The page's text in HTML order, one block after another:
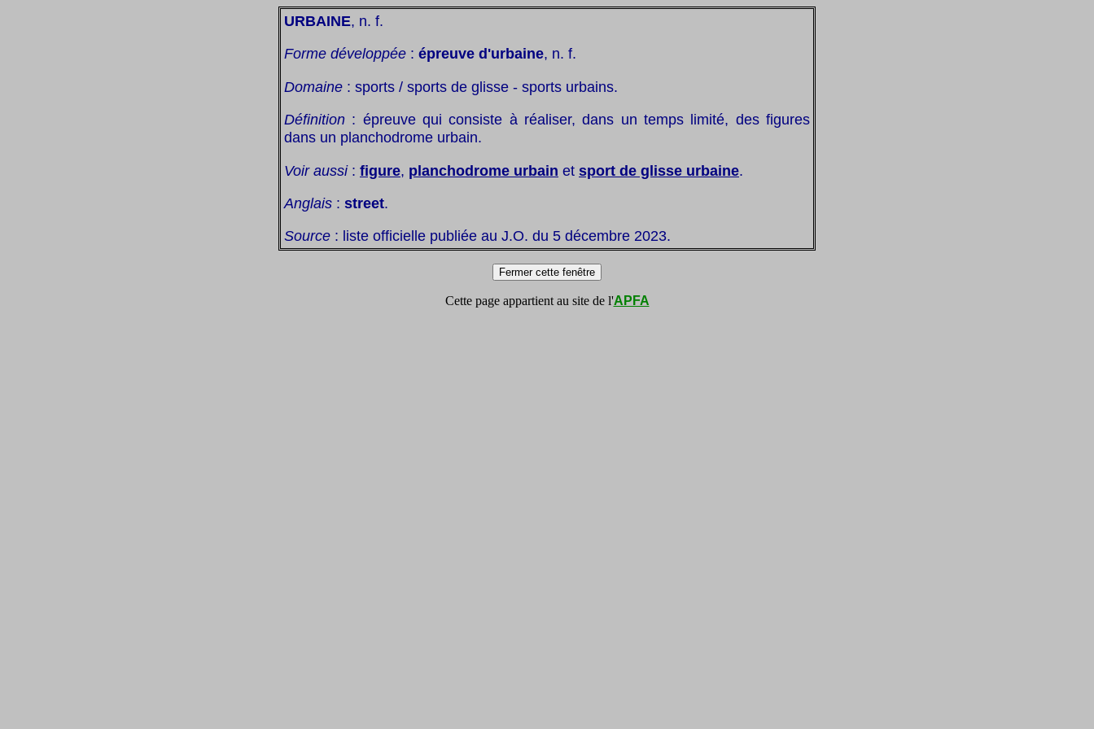
URBAINE, n. f.
Forme développée : épreuve d'urbaine, n. f.
Domaine : sports / sports de glisse - sports urbains.
Définition : épreuve qui consiste à réaliser, dans un temps limité, des figures
dans un planchodrome urbain.
Voir aussi: figure, planchodrome urbain et sport de glisse urbaine.
Anglais : street.
Source : liste officielle publiée au J.O. du 5 décembre 2023.
Cette page appartient au site de l'APFA